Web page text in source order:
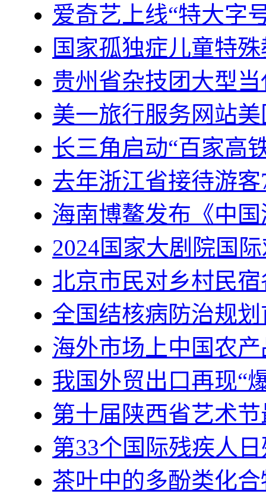
爱奇艺上线“特大字
国家孤独症儿童特
贵州省杂技团大型
美一旅行服务网站
长三角启动“百家高
去年浙江省接待游
海南博鳌发布《中
2024国家大剧院国
北京市民对乡村民
全国结核病防治规
海外市场上中国农
我国外贸出口再现“
第十届陕西省艺术
第33个国际残疾人
茶叶中的多酚类化